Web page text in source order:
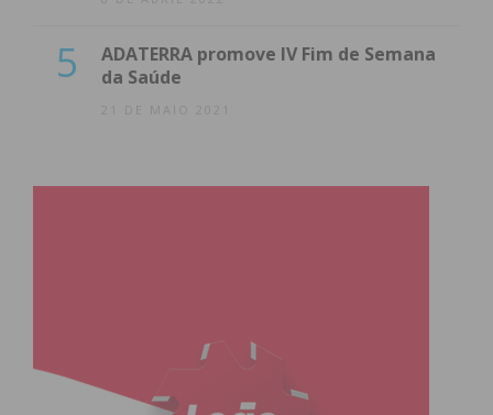
5
ADATERRA promove IV Fim de Semana
da Saúde
21 DE MAIO 2021